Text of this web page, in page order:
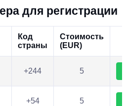
для регистрации
Код
страны
Стоимость
(EUR)
+244 5
+54 5